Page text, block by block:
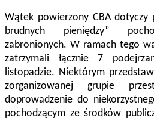
Wątek powierzony CBA dotyczy
brudnych pieniędzy”
zabronionych. W ramach tego
zatrzymali łącznie 7
listopadzie. Niektórym
zorganizowanej grupie
doprowadzenie do
pochodzącym ze środków